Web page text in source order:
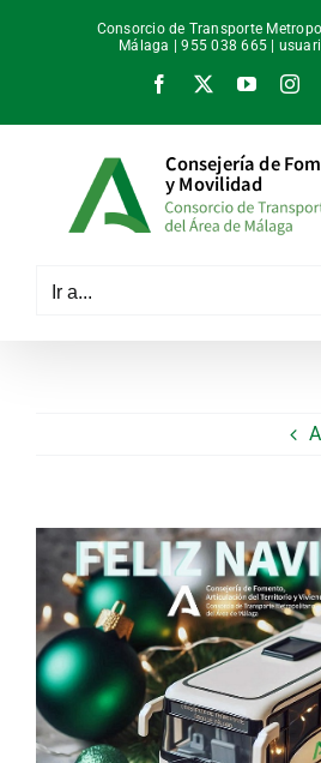
Consorcio de Transporte
Málaga | 955 038 665 |
Facebook
X
Ir a...
Ver
imagen
más
grande